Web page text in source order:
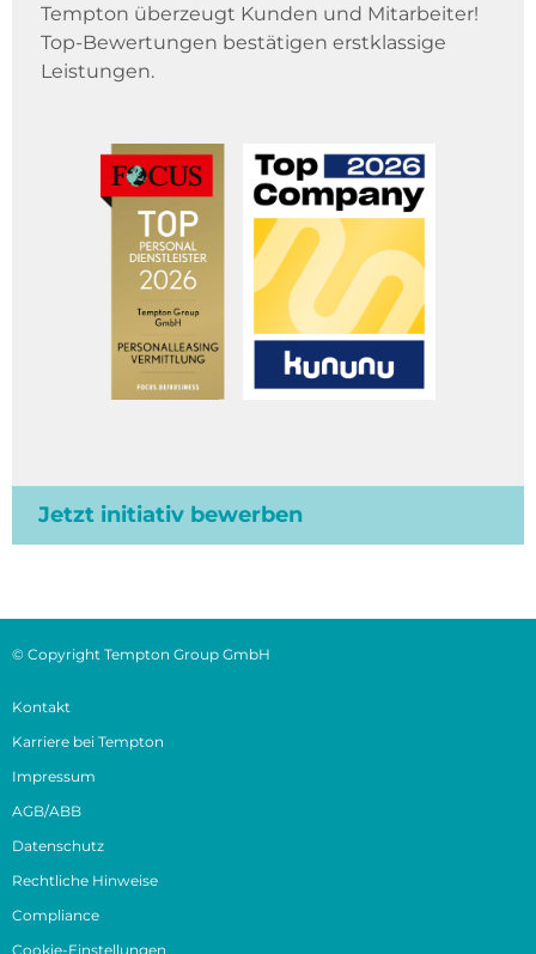
Tempton überzeugt Kunden und Mitarbeiter!
Top-Bewertungen bestätigen erstklassige
Leistungen.
Jetzt initiativ bewerben
© Copyright Tempton Group GmbH
Kontakt
Karriere bei Tempton
Impressum
AGB/ABB
Datenschutz
Rechtliche Hinweise
Compliance
Cookie-Einstellungen